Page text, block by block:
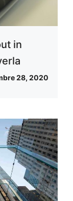
in
28, 2020